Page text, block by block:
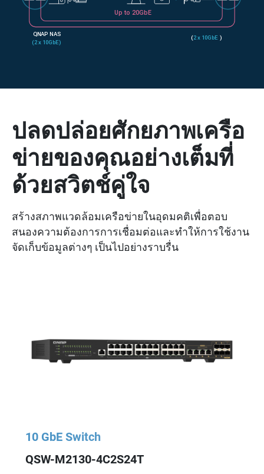
ปลดปล่อยศักยภาพเครือ
ข่ายของคุณอย่างเต็มที่
ด้วยสวิตช์คู่ใจ
สร้างสภาพแวดล้อมเครือข่ายในอุดมคติเพื่อตอบ
สนองความต้องการการเชื่อมต่อและทำให้การใช้งาน
จัดเก็บข้อมูลต่างๆ เป็นไปอย่างราบรื่น
10 GbE Switch
QSW-M2130-4C2S24T